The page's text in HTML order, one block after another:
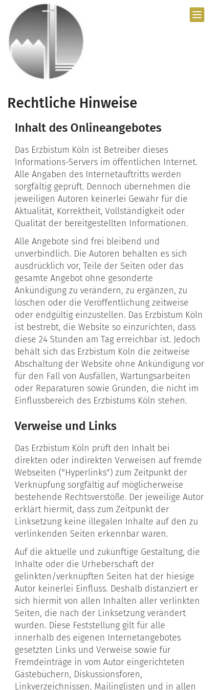
Zum Inhalt springen
Rechtliche Hinweise
Inhalt des Onlineangebotes
Das Erzbistum Köln ist Betreiber dieses
Informations-Servers im öffentlichen Internet.
Alle Angaben des Internetauftritts werden
sorgfältig geprüft. Dennoch übernehmen die
jeweiligen Autoren keinerlei Gewähr für die
Aktualität, Korrektheit, Vollständigkeit oder
Qualität der bereitgestellten Informationen.
Alle Angebote sind frei bleibend und
unverbindlich. Die Autoren behalten es sich
ausdrücklich vor, Teile der Seiten oder das
gesamte Angebot ohne gesonderte
Ankündigung zu verändern, zu ergänzen, zu
löschen oder die Veröffentlichung zeitweise
oder endgültig einzustellen. Das Erzbistum Köln
ist bestrebt, die Website so einzurichten, dass
diese 24 Stunden am Tag erreichbar ist. Jedoch
behält sich das Erzbistum Köln die zeitweise
Abschaltung der Website ohne Ankündigung vor
für den Fall von Ausfällen, Wartungsarbeiten
oder Reparaturen sowie Gründen, die nicht im
Einflussbereich des Erzbistums Köln stehen.
Verweise und Links
Das Erzbistum Köln prüft den Inhalt bei
direkten oder indirekten Verweisen auf fremde
Webseiten ("Hyperlinks") zum Zeitpunkt der
Verknüpfung sorgfältig auf möglicherweise
bestehende Rechtsverstöße. Der jeweilige Autor
erklärt hiermit, dass zum Zeitpunkt der
Linksetzung keine illegalen Inhalte auf den zu
verlinkenden Seiten erkennbar waren.
Auf die aktuelle und zukünftige Gestaltung, die
Inhalte oder die Urheberschaft der
gelinkten/verknüpften Seiten hat der hiesige
Autor keinerlei Einfluss. Deshalb distanziert er
sich hiermit von allen Inhalten aller verlinkten
Seiten, die nach der Linksetzung verändert
wurden. Diese Feststellung gilt für alle
innerhalb des eigenen Internetangebotes
gesetzten Links und Verweise sowie für
Fremdeinträge in vom Autor eingerichteten
Gästebüchern, Diskussionsforen,
Linkverzeichnissen, Mailinglisten und in allen